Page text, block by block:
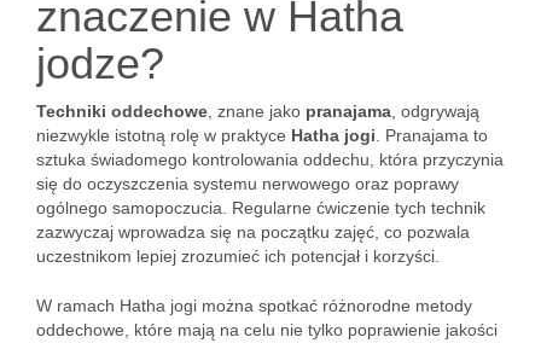
znaczenie w Hatha
jodze?
Techniki oddechowe , znane jako pranajama , odgrywają
niezwykle istotną rolę w praktyce Hatha jogi . Pranajama to
sztuka świadomego kontrolowania oddechu, która przyczynia
się do oczyszczenia systemu nerwowego oraz poprawy
ogólnego samopoczucia. Regularne ćwiczenie tych technik
zazwyczaj wprowadza się na początku zajęć, co pozwala
uczestnikom lepiej zrozumieć ich potencjał i korzyści.
W ramach Hatha jogi można spotkać różnorodne metody
oddechowe, które mają na celu nie tylko poprawienie jakości